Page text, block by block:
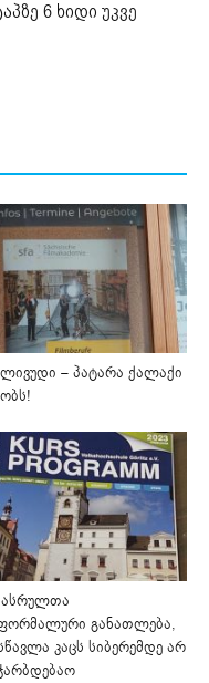
6 ხიდი უკვე
– პატარა ქალაქი
განათლება,
კაცს სიბერემდე არ